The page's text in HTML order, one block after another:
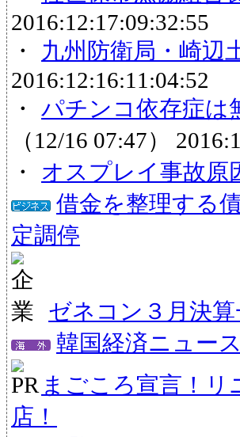
2016:12:17:09:32:55
・
九州防衛局・崎辺
2016:12:16:11:04:52
・ パチンコ依存症
（12/16 07:47）
・
オスプレイ事故原
借金を整理する
定調停
ゼネコン３月決
韓国経済ニュー
まごころ宣言！
店！